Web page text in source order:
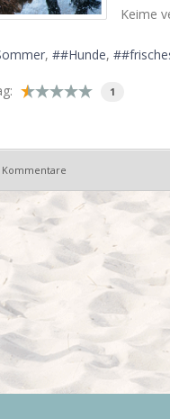
Keime
#Hunde
1
Kommentare